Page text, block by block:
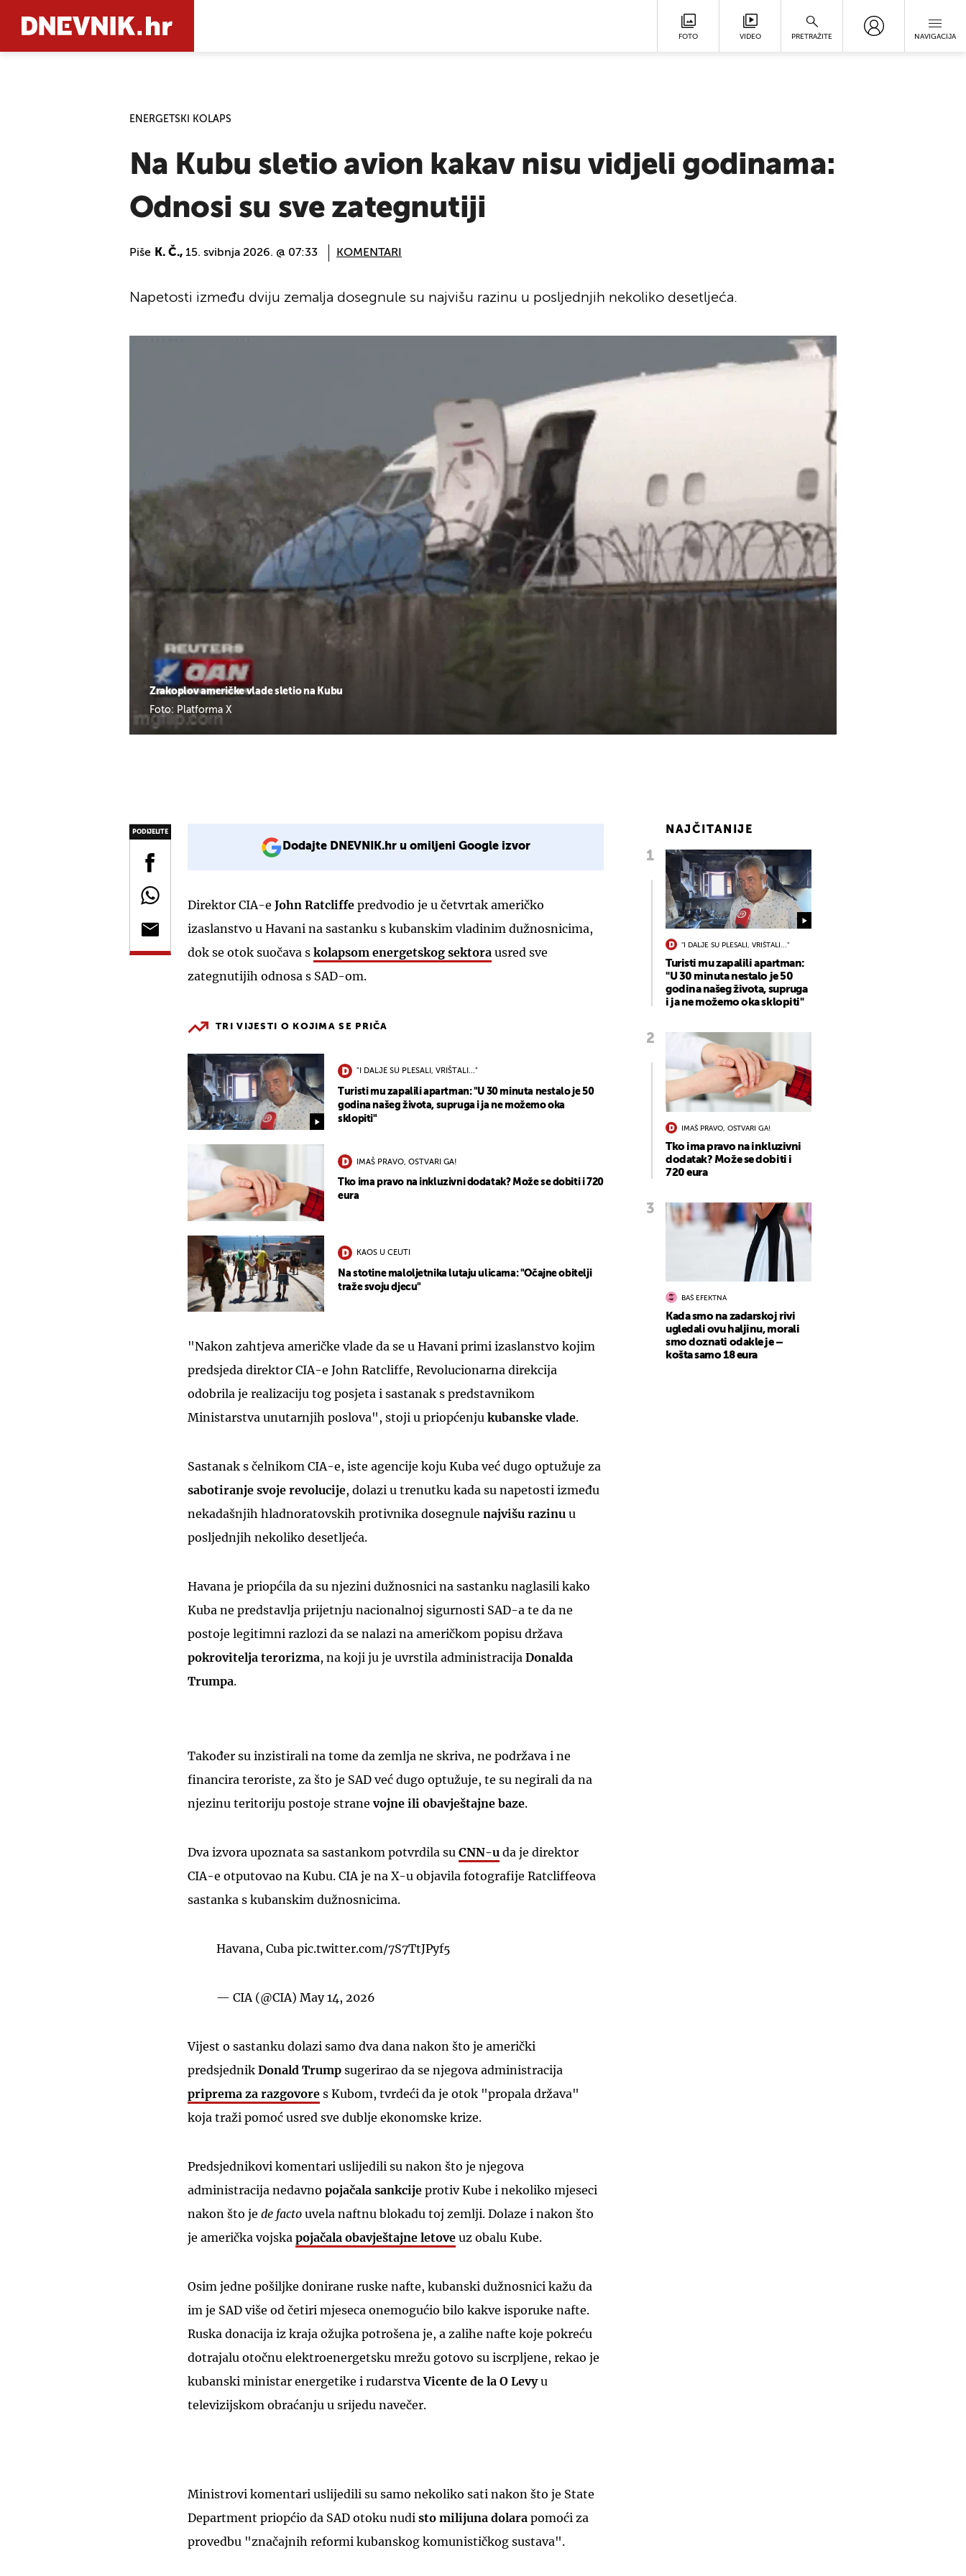
FOTO VIDEO PRETRAŽITE NAVIGACIJA
ENERGETSKI KOLAPS
Na Kubu sletio avion kakav nisu vidjeli godinama:
Odnosi su sve zategnutiji
Piše K. Č., 15. svibnja 2026. @ 07:33 KOMENTARI
Zrakoplov američke vlade sletio na Kubu
Foto: Platforma X
Napetosti između dviju zemalja dosegnule su najvišu razinu u posljednjih nekoliko desetljeća.
PODIJELITE
Dodajte DNEVNIK.hr u omiljeni Google izvor
Direktor CIA-e John Ratcliffe predvodio je u četvrtak američko
izaslanstvo u Havani na sastanku s kubanskim vladinim dužnosnicima,
dok se otok suočava s kolapsom energetskog sektora usred sve
zategnutijih odnosa s SAD-om.
TRI VIJESTI O KOJIMA SE PRIČA
"I DALJE SU PLESALI, VRIŠTALI..."
Turisti mu zapalili apartman: "U 30 minuta nestalo je 50
godina našeg života, supruga i ja ne možemo oka
sklopiti"
IMAŠ PRAVO, OSTVARI GA!
Tko ima pravo na inkluzivni dodatak? Može se dobiti i 720
eura
KAOS U CEUTI
Na stotine maloljetnika lutaju ulicama: "Očajne obitelji
traže svoju djecu"
"Nakon zahtjeva američke vlade da se u Havani primi izaslanstvo kojim
predsjeda direktor CIA-e John Ratcliffe, Revolucionarna direkcija
odobrila je realizaciju tog posjeta i sastanak s predstavnikom
Ministarstva unutarnjih poslova", stoji u priopćenju kubanske vlade.
Sastanak s čelnikom CIA-e, iste agencije koju Kuba već dugo optužuje za
sabotiranje svoje revolucije, dolazi u trenutku kada su napetosti između
nekadašnjih hladnoratovskih protivnika dosegnule najvišu razinu u
posljednjih nekoliko desetljeća.
Havana je priopćila da su njezini dužnosnici na sastanku naglasili kako
Kuba ne predstavlja prijetnju nacionalnoj sigurnosti SAD-a te da ne
postoje legitimni razlozi da se nalazi na američkom popisu država
pokrovitelja terorizma, na koji ju je uvrstila administracija Donalda
Trumpa.
Također su inzistirali na tome da zemlja ne skriva, ne podržava i ne
financira teroriste, za što je SAD već dugo optužuje, te su negirali da na
njezinu teritoriju postoje stranevojne ili obavještajne baze.
Dva izvora upoznata sa sastankom potvrdila su CNN-u da je direktor
CIA-e otputovao na Kubu. CIA je na X-u objavila fotografije Ratcliffeova
sastanka s kubanskim dužnosnicima.
Havana, Cuba pic.twitter.com/7S7TtJPyf5
— CIA (@CIA) May 14, 2026
Vijest o sastanku dolazi samo dva dana nakon što je američki
predsjednik Donald Trump sugerirao da se njegova administracija
priprema za razgovore s Kubom, tvrdeći da je otok "propala država"
koja traži pomoć usred sve dublje ekonomske krize.
Predsjednikovi komentari uslijedili su nakon što je njegova
administracija nedavno pojačala sankcije protiv Kube i nekoliko mjeseci
nakon što je de facto uvela naftnu blokadu toj zemlji. Dolaze i nakon što
je američka vojska pojačala obavještajne letove uz obalu Kube.
Osim jedne pošiljke donirane ruske nafte, kubanski dužnosnici kažu da
im je SAD više od četiri mjeseca onemogućio bilo kakve isporuke nafte.
Ruska donacija iz kraja ožujka potrošena je, a zalihe nafte koje pokreću
dotrajalu otočnu elektroenergetsku mrežu gotovo su iscrpljene, rekao je
kubanski ministar energetike i rudarstvaVicente de la O Levyu
televizijskom obraćanju u srijedu navečer.
Ministrovi komentari uslijedili su samo nekoliko sati nakon što je State
Department priopćio da SAD otoku nudi sto milijuna dolara pomoći za
provedbu "značajnih reformi kubanskog komunističkog sustava".
NAJČITANIJE
"I DALJE SU PLESALI, VRIŠTALI..."
Turisti mu zapalili apartman:
"U 30 minuta nestalo je 50
godina našeg života, supruga
i ja ne možemo oka sklopiti"
IMAŠ PRAVO, OSTVARI GA!
Tko ima pravo na inkluzivni
dodatak? Može se dobiti i
720 eura
BAŠ EFEKTNA
Kada smo na zadarskoj rivi
ugledali ovu haljinu, morali
smo doznati odakle je –
košta samo 18 eura